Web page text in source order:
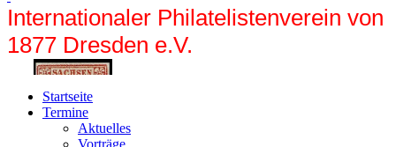
Internationaler Philatelistenverein von
1877 Dresden e.V.
Startseite
Termine
Aktuelles
Vorträge